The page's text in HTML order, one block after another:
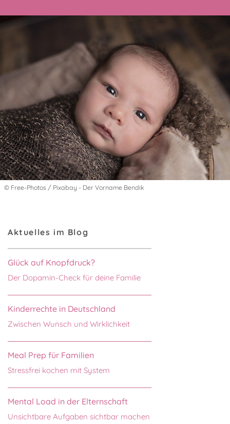
© Free-Photos / Pixabay - Der Vorname Bendik
Aktuelles im Blog
Glück auf Knopfdruck?
Der Dopamin-Check für deine Familie
Kinderrechte in Deutschland
Zwischen Wunsch und Wirklichkeit
Meal Prep für Familien
Stressfrei kochen mit System
Mental Load in der Elternschaft
Unsichtbare Aufgaben sichtbar machen